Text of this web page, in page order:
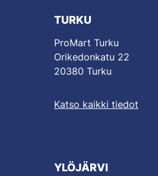
TURKU
ProMart Turku
Orikedonkatu 22
20380 Turku
Katso kaikki tiedot
YLÖJÄRVI